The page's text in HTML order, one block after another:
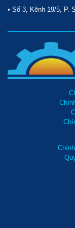
• Số 3, Kênh 19/5, P.